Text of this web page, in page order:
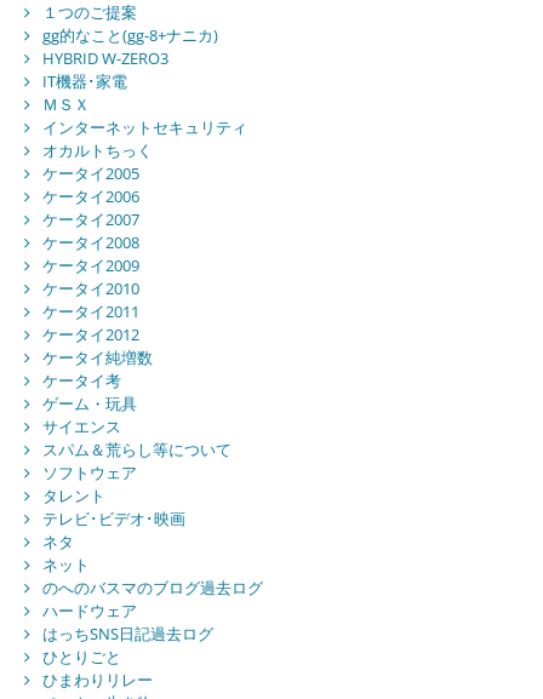
１つのご提案
gg的なこと(gg-8+ナニカ)
HYBRID W-ZERO3
IT機器･家電
ＭＳＸ
インターネットセキュリティ
オカルトちっく
ケータイ2005
ケータイ2006
ケータイ2007
ケータイ2008
ケータイ2009
ケータイ2010
ケータイ2011
ケータイ2012
ケータイ純増数
ケータイ考
ゲーム・玩具
サイエンス
スパム＆荒らし等について
ソフトウェア
タレント
テレビ･ビデオ･映画
ネタ
ネット
のへのバスマのブログ過去ログ
ハードウェア
はっちSNS日記過去ログ
ひとりごと
ひまわりリレー